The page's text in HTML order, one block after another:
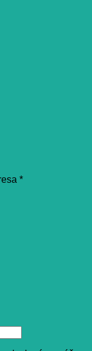
*Povinné